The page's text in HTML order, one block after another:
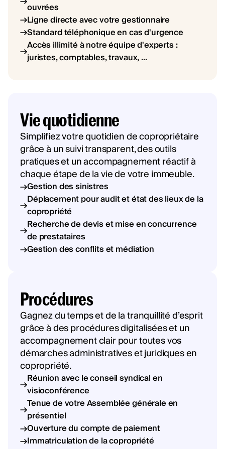
ouvrées
Ligne directe avec votre gestionnaire
Standard téléphonique en cas d'urgence
Accès illimité à notre équipe d'experts :
juristes, comptables, travaux, ...
Vie quotidienne
Simplifiez votre quotidien de copropriétaire
grâce à un suivi transparent, des outils
pratiques et un accompagnement réactif à
chaque étape de la vie de votre immeuble.
Gestion des sinistres
Déplacement pour audit et état des lieux de la
copropriété
Recherche de devis et mise en concurrence
de prestataires
Gestion des conflits et médiation
Procédures
Gagnez du temps et de la tranquillité d’esprit
grâce à des procédures digitalisées et un
accompagnement clair pour toutes vos
démarches administratives et juridiques en
copropriété.
Réunion avec le conseil syndical en
visioconférence
Tenue de votre Assemblée générale en
présentiel
Ouverture du compte de paiement
Immatriculation de la copropriété